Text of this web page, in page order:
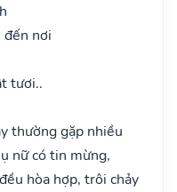
đến nơi
tươi..
thường gặp nhiều
nữ có tin mừng,
hòa hợp, trôi chảy